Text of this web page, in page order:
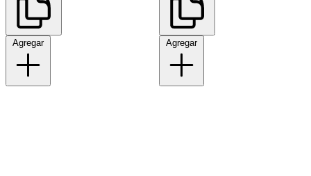
Agregar Agregar